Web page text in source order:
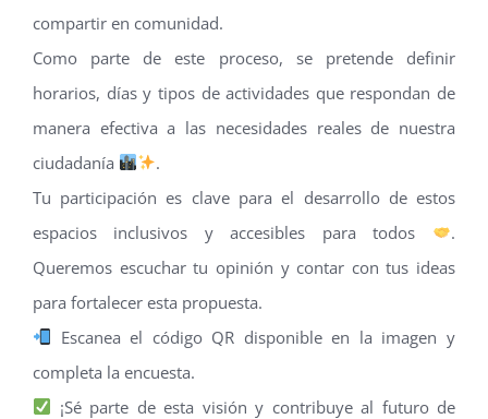
compartir en comunidad.
Como parte de este proceso, se pretende definir
horarios, días y tipos de actividades que respondan de
manera efectiva a las necesidades reales de nuestra
ciudadanía
.
Tu participación es clave para el desarrollo de estos
espacios inclusivos y accesibles para todos
.
Queremos escuchar tu opinión y contar con tus ideas
para fortalecer esta propuesta.
Escanea el código QR disponible en la imagen y
completa la encuesta.
¡Sé parte de esta visión y contribuye al futuro de